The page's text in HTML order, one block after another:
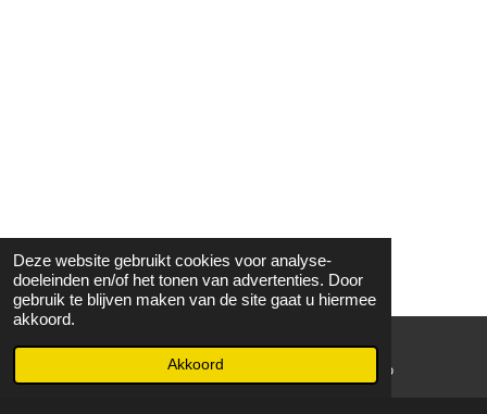
Deze website gebruikt cookies voor analyse-
doeleinden en/of het tonen van advertenties. Door
gebruik te blijven maken van de site gaat u hiermee
akkoord.
Akkoord WhatsApp